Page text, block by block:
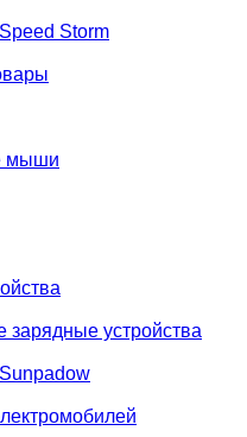
Storm
мыши
зарядные устройства